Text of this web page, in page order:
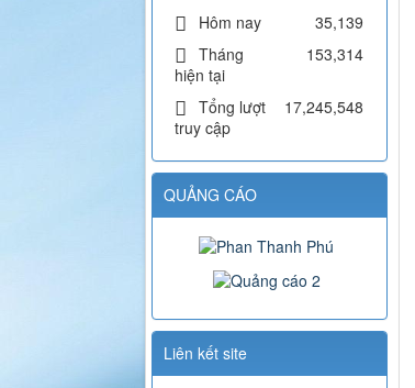
Hôm nay
35,139
Tháng
hiện tại
153,314
Tổng lượt
truy cập
17,245,548
QUẢNG CÁO
Liên kết site